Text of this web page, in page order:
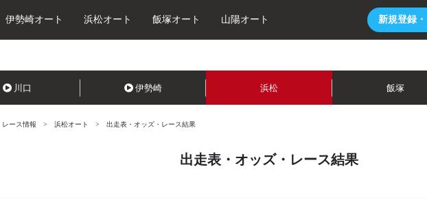
新規登録・
伊勢崎オート 浜松オート 飯塚オート 山陽オート
川口 伊勢崎 浜松 飯塚
レース情報 浜松オート 出走表・オッズ・レース結果
出走表・オッズ・レース結果